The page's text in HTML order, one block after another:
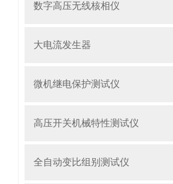
数字高压无线核相仪
大电流发生器
微机继电保护测试仪
高压开关机械特性测试仪
全自动变比组别测试仪